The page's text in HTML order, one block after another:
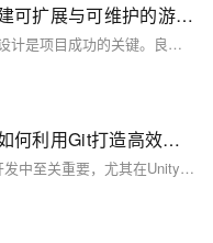
深度解析Unity游戏开发：从零构建可扩展与可维护的游戏架构，让你的游戏项目在模块化设计、脚本对象运用及状态模式处理中焕发新生，实现高效迭代与团队协作的完美平衡之路
【9月更文挑战第1天】游戏开发中的架构设计是项目成功的关键。良好的架构能提升开发效率并确保项目的长期可维护性和可扩展性。在使用Unity引擎时，合理的架构尤为重要。本文探讨了如何在Unity中实现可扩展且易维护的游戏架构，包括模块化设计、使用脚本对象管理数据、应用设计模式（如状态模式）及采用MVC/MVVM架构模式。通过这些方法，可以显著提高开发效率和游戏质量。例如，模块化设计将游戏拆分为独立模块。
Unity与版本控制：游戏开发团队如何利用Git打造高效协作流程，实现代码管理的最佳实践指南
【8月更文挑战第31天】版本控制在软件开发中至关重要，尤其在Unity游戏开发中，能提升团队协作效率并避免错误。本文介绍如何在Unity项目中应用版本控制的最佳实践，包括选择Git、配置项目以排除不必要的文件、组织项目结构、避免冲突、规范提交信息以及使用分支管理开发流程，从而提高代码质量和团队协作效率。